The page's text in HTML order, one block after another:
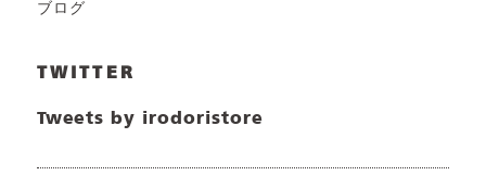
ブログ
TWITTER
Tweets by irodoristore